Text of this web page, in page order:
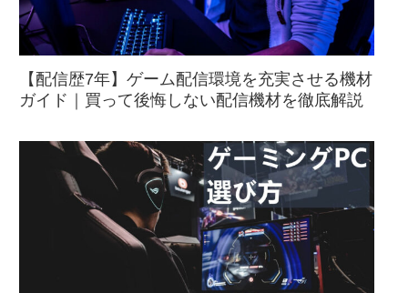
【配信歴7年】ゲーム配信環境を充実させる機材
ガイド｜買って後悔しない配信機材を徹底解説